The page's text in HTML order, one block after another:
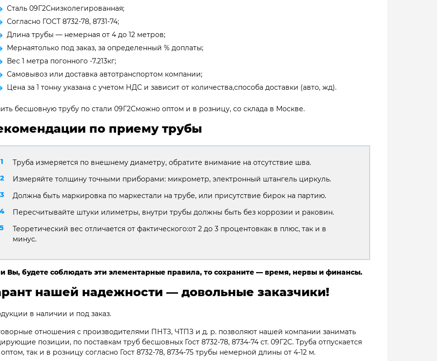
Сталь 09Г2Снизколегированная;
Согласно ГОСТ 8732-78, 8731-74;
Длина трубы — немерная от 4 до 12 метров;
Мернаятолько под заказ, за определенный % доплаты;
Вес 1 метра погонного -7.213кг;
Самовывоз или доставка автотранспортом компании;
Цена за 1 тонну указана с учетом НДС и зависит от количества,способа доставки (авто, жд).
бесшовную трубу по стали 09Г2Сможно оптом и в розницу, со склада в Москве.
по приему трубы
Труба измеряется по внешнему диаметру, обратите внимание на отсутствие шва.
Измеряйте толщину точными приборами: микрометр, электронный штангель циркуль.
Должна быть маркировка по маркестали на трубе, или присутствие бирок на партию.
Пересчитывайте штуки илиметры, внутри трубы должны быть без коррозии и раковин.
Теоретический вес отличается от фактического:от 2 до 3 процентовкак в плюс, так и в
минус.
Вы, будете соблюдать эти элементарные правила, то сохраните — время, нервы и финансы.
нашей надежности — довольные заказчики!
в наличии и под заказ.
отношения с производителями ПНТЗ, ЧТПЗ и д. р. позволяют нашей компании занимать
позиции, по поставкам труб бесшовных Гост 8732-78, 8734-74 ст. 09Г2С. Труба отпускается
оптом, так и в розницу согласно Гост 8732-78, 8734-75 трубы немерной длины от 4-12 м.